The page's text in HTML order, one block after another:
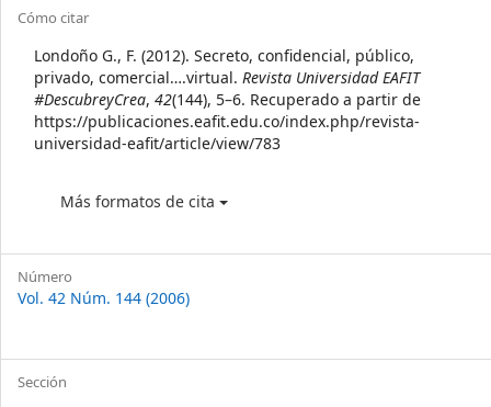
Article
Details
Cómo citar
Londoño G., F. (2012). Secreto, confidencial, público,
privado, comercial….virtual. Revista Universidad EAFIT
#DescubreyCrea, 42(144), 5–6. Recuperado a partir de
https://publicaciones.eafit.edu.co/index.php/revista-
universidad-eafit/article/view/783
Más formatos de cita
Número
Vol. 42 Núm. 144 (2006)
Sección